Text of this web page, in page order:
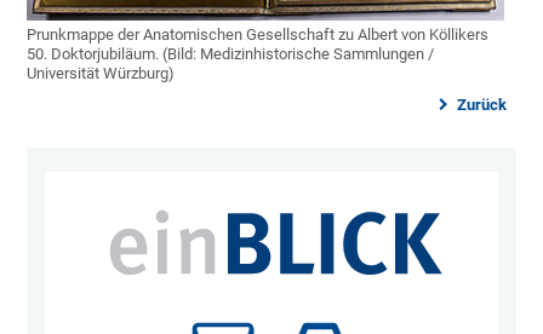
Prunkmappe der Anatomischen Gesellschaft zu Albert von Köllikers
50. Doktorjubiläum. (Bild: Medizinhistorische Sammlungen /
Universität Würzburg)
Zurück